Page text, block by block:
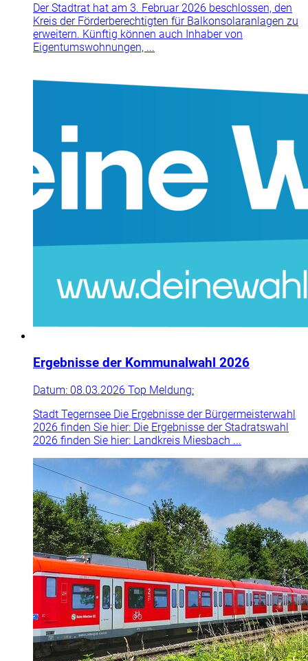
Der Stadtrat hat am 3. Februar 2026 beschlossen, den
Kreis der Förderberechtigten für Balkonsolaranlagen zu
erweitern. Künftig können auch Inhaber von
Eigentumswohnungen, ...
Ergebnisse der Kommunalwahl 2026
Datum: 08.03.2026 Top Meldung:
Stadt Tegernsee Die Ergebnisse der Bürgermeisterwahl
2026 finden Sie hier: Die Ergebnisse der Stadratswahl
2026 finden Sie hier: Landkreis Miesbach ...